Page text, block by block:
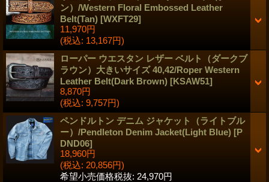
ン）/Western Floral Embossed Leather
Belt(Tan) [WXFT29]
11,970円
(税込: 13,167円)
ローパー ウエスタン レザー ベルト（ダークブ
ラウン）大きいサイズ 40,42/Roper Western
Leather Belt(Dark Brown) [KSAW51]
8,870円
(税込: 9,757円)
ペンドルトン デニム ジャケット（ライトブル
ー）/Pendleton Denim Jacket(Light Blue) [P
DND06]
18,960円
(税込: 20,856円)
希望小売価格税抜: 24,970円